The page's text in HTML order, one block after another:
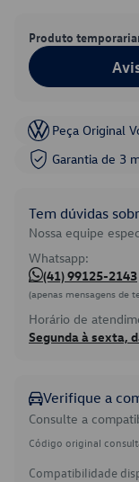
Produto
Peça Original
Garantia de 3
Tem dúvidas
Nossa equipe
Whatsapp:
(41) 99125-2143
(apenas mensagens de
Horário de
Segunda à sexta,
Verifique a
Consulte a
Código original
Compatibilidade